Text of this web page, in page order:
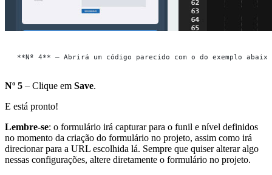
**Nº 4** – Abrirá um código parecido com o do exemplo
Nº 5 – Clique em Save.
E está pronto!
Lembre-se: o formulário irá capturar para o funil e nível definidos
no momento da criação do formulário no projeto, assim como irá
direcionar para a URL escolhida lá. Sempre que quiser alterar algo
nessas configurações, altere diretamente o formulário no projeto.